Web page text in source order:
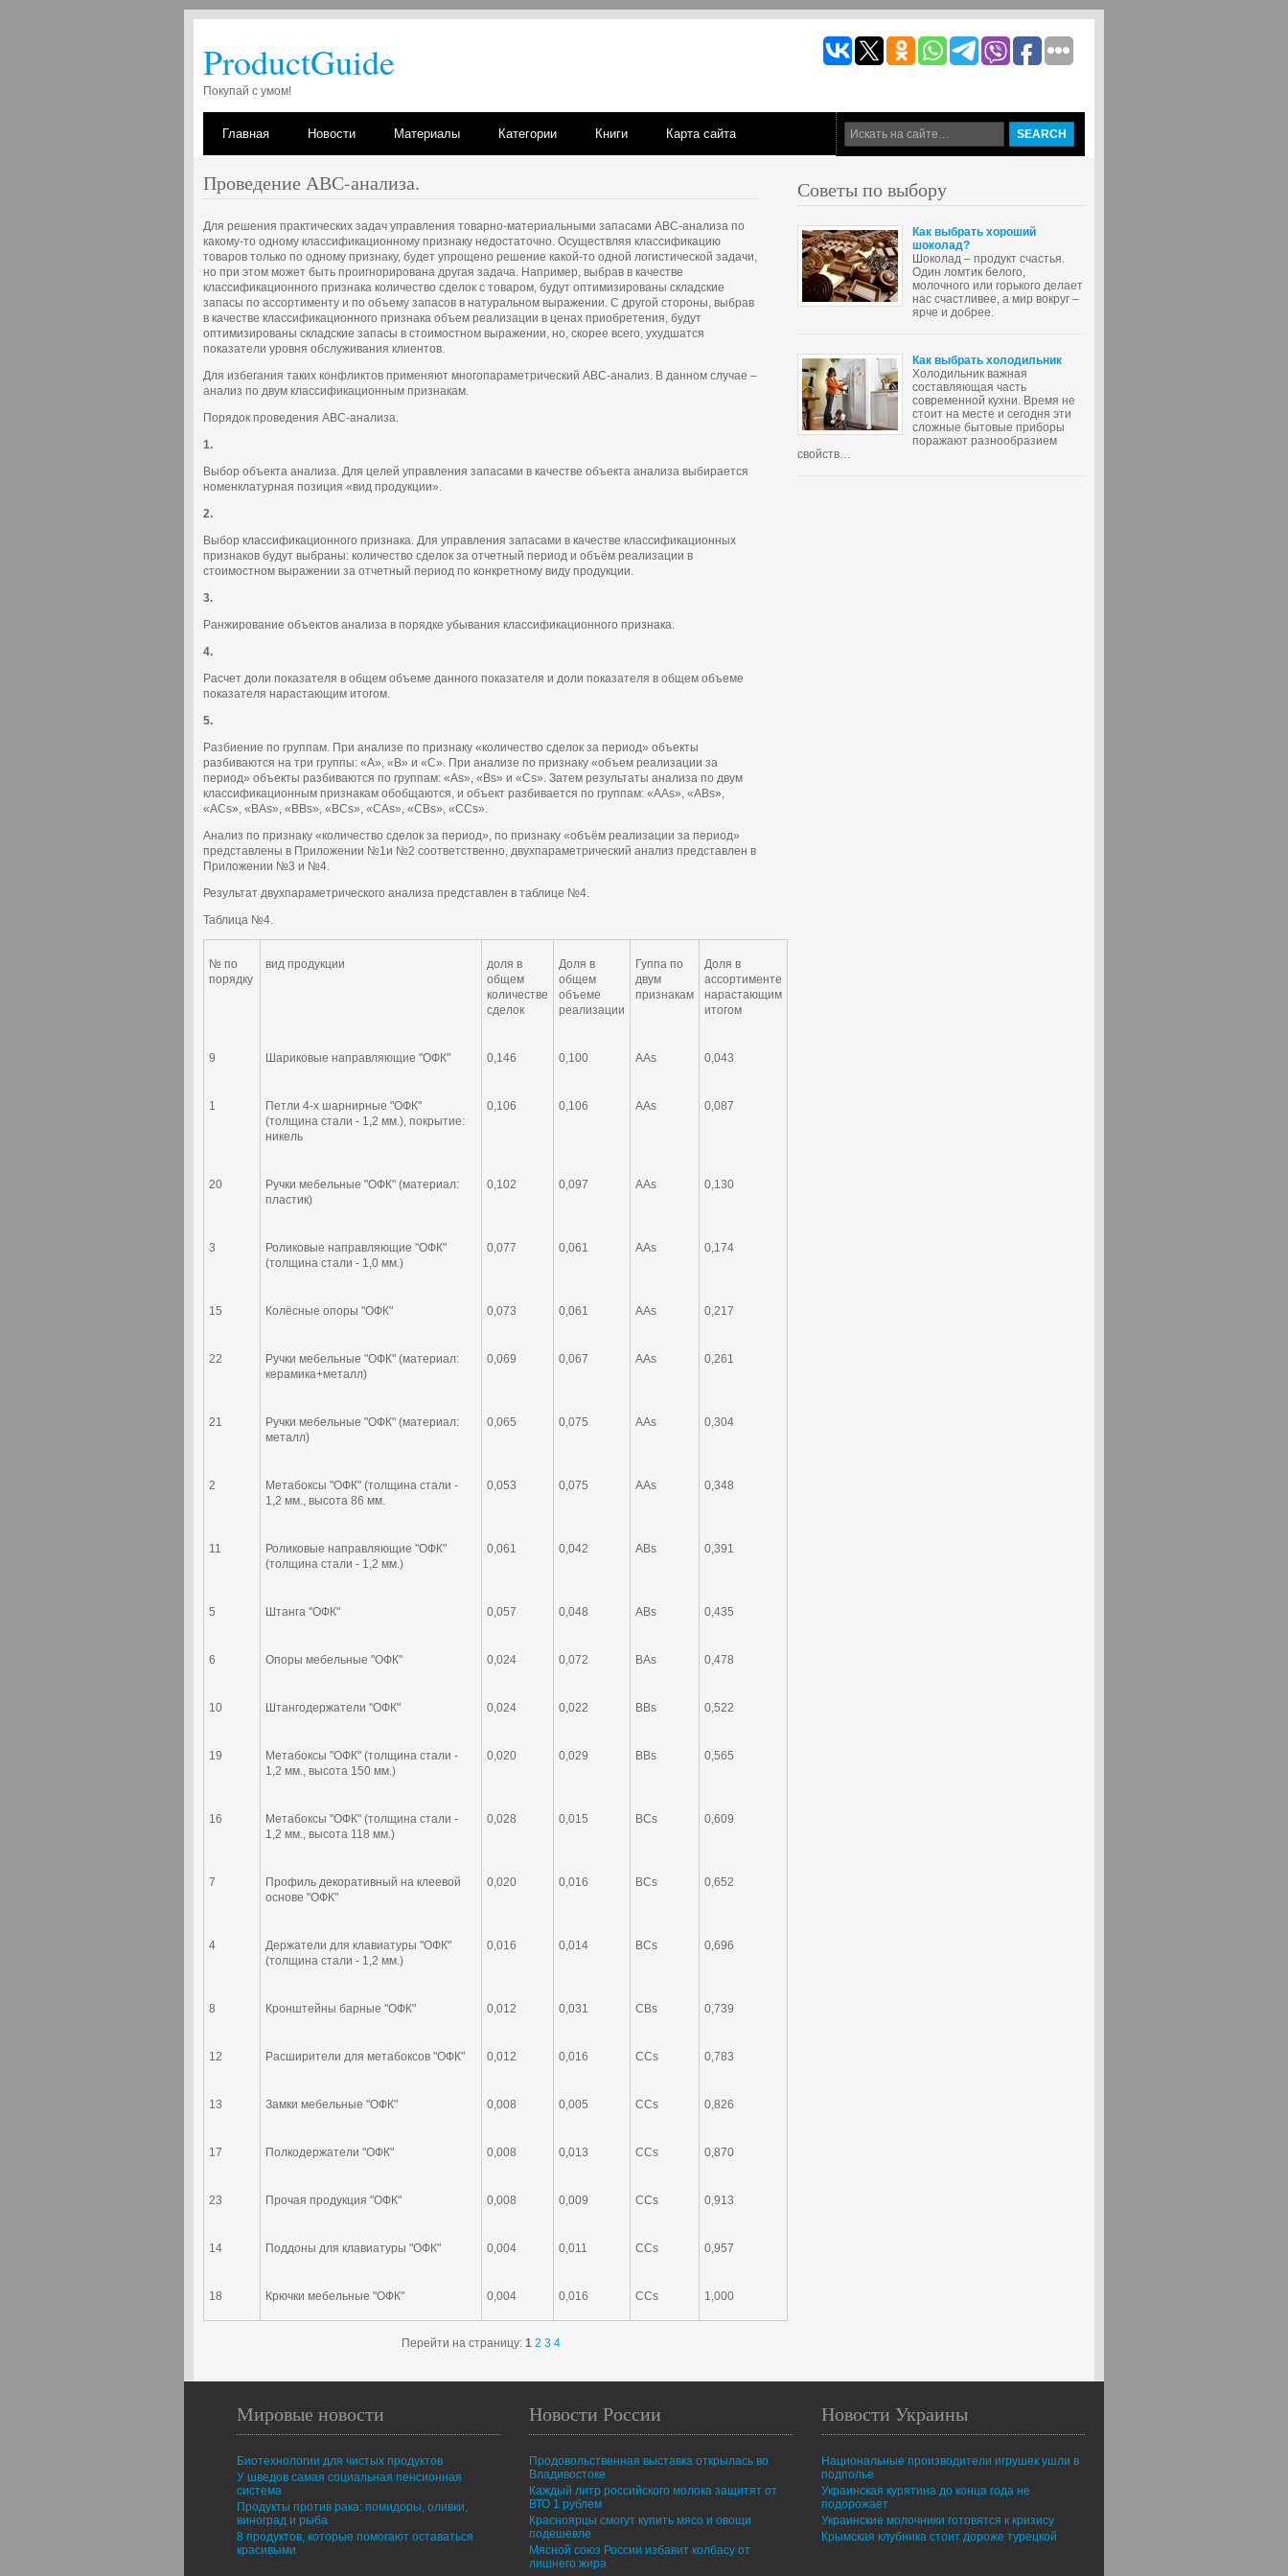
ProductGuide
Покупай с умом!
Главная Новости Материалы Категории Книги Карта сайта
Проведение АВС-анализа.
Для решения практических задач управления товарно-материальными запасами АВС-анализа по
какому-то одному классификационному признаку недостаточно. Осуществляя классификацию
товаров только по одному признаку, будет упрощено решение какой-то одной логистической задачи,
но при этом может быть проигнорирована другая задача. Например, выбрав в качестве
классификационного признака количество сделок с товаром, будут оптимизированы складские
запасы по ассортименту и по объему запасов в натуральном выражении. С другой стороны, выбрав
в качестве классификационного признака объем реализации в ценах приобретения, будут
оптимизированы складские запасы в стоимостном выражении, но, скорее всего, ухудшатся
показатели уровня обслуживания клиентов.
Для избегания таких конфликтов применяют многопараметрический АВС-анализ. В данном случае –
анализ по двум классификационным признакам.
Порядок проведения АВС-анализа.
1.
Выбор объекта анализа. Для целей управления запасами в качестве объекта анализа выбирается
номенклатурная позиция «вид продукции».
2.
Выбор классификационного признака. Для управления запасами в качестве классификационных
признаков будут выбраны: количество сделок за отчетный период и объём реализации в
стоимостном выражении за отчетный период по конкретному виду продукции.
3.
Ранжирование объектов анализа в порядке убывания классификационного признака.
4.
Расчет доли показателя в общем объеме данного показателя и доли показателя в общем объеме
показателя нарастающим итогом.
5.
Разбиение по группам. При анализе по признаку «количество сделок за период» объекты
разбиваются на три группы: «А», «В» и «С». При анализе по признаку «объем реализации за
период» объекты разбиваются по группам: «As», «Bs» и «Cs». Затем результаты анализа по двум
классификационным признакам обобщаются, и объект разбивается по группам: «AAs», «ABs»,
«ACs», «BAs», «BBs», «BCs», «CAs», «CBs», «CCs».
Анализ по признаку «количество сделок за период», по признаку «объём реализации за период»
представлены в Приложении №1и №2 соответственно, двухпараметрический анализ представлен в
Приложении №3 и №4.
Результат двухпараметрического анализа представлен в таблице №4.
Таблица №4.
№ по
порядку
вид продукции
доля в
общем
количестве
сделок
Доля в
общем
объеме
реализации
Гуппа по
двум
признакам
Доля в
ассортименте
нарастающим
итогом
9 Шариковые направляющие "ОФК" 0,146 0,100 AAs 0,043
1
Петли 4-х шарнирные "ОФК"
(толщина стали - 1,2 мм.), покрытие:
никель
0,106 0,106 AAs 0,087
20
Ручки мебельные "ОФК" (материал:
пластик)
0,102 0,097 AAs 0,130
3
Роликовые направляющие "ОФК"
(толщина стали - 1,0 мм.)
0,077 0,061 AAs 0,174
15 Колёсные опоры "ОФК" 0,073 0,061 AAs 0,217
22
Ручки мебельные "ОФК" (материал:
керамика+металл)
0,069 0,067 AAs 0,261
21
Ручки мебельные "ОФК" (материал:
металл)
0,065 0,075 AAs 0,304
2
Метабоксы "ОФК" (толщина стали -
1,2 мм., высота 86 мм.
0,053 0,075 AAs 0,348
11
Роликовые направляющие "ОФК"
(толщина стали - 1,2 мм.)
0,061 0,042 ABs 0,391
5 Штанга "ОФК" 0,057 0,048 ABs 0,435
6 Опоры мебельные "ОФК" 0,024 0,072 BAs 0,478
10 Штангодержатели "ОФК" 0,024 0,022 BBs 0,522
19
Метабоксы "ОФК" (толщина стали -
1,2 мм., высота 150 мм.)
0,020 0,029 BBs 0,565
16
Метабоксы "ОФК" (толщина стали -
1,2 мм., высота 118 мм.)
0,028 0,015 BCs 0,609
7
Профиль декоративный на клеевой
основе "ОФК"
0,020 0,016 BCs 0,652
4
Держатели для клавиатуры "ОФК"
(толщина стали - 1,2 мм.)
0,016 0,014 BCs 0,696
8 Кронштейны барные "ОФК" 0,012 0,031 CBs 0,739
12 Расширители для метабоксов "ОФК" 0,012 0,016 CCs 0,783
13 Замки мебельные "ОФК" 0,008 0,005 CCs 0,826
17 Полкодержатели "ОФК" 0,008 0,013 CCs 0,870
23 Прочая продукция "ОФК" 0,008 0,009 CCs 0,913
14 Поддоны для клавиатуры "ОФК" 0,004 0,011 CCs 0,957
18 Крючки мебельные "ОФК" 0,004 0,016 CCs 1,000
Перейти на страницу: 1 2 3 4
Советы по выбору
Как выбрать хороший
шоколад?
Шоколад – продукт счастья.
Один ломтик белого,
молочного или горького делает
нас счастливее, а мир вокруг –
ярче и добрее.
Как выбрать холодильник
Холодильник важная
составляющая часть
современной кухни. Время не
стоит на месте и сегодня эти
сложные бытовые приборы
поражают разнообразием
свойств…
Новости Украины
Национальные производители игрушек ушли в
подполье
Украинская курятина до конца года не
подорожает
Украинские молочники готовятся к кризису
Крымская клубника стоит дороже турецкой
Новости России
Продовольственная выставка открылась во
Владивостоке
Каждый литр российского молока защитят от
ВТО 1 рублем
Красноярцы смогут купить мясо и овощи
подешевле
Мясной союз России избавит колбасу от
лишнего жира
Мировые новости
Биотехнологии для чистых продуктов
У шведов самая социальная пенсионная
система
Продукты против рака: помидоры, оливки,
виноград и рыба
8 продуктов, которые помогают оставаться
красивыми